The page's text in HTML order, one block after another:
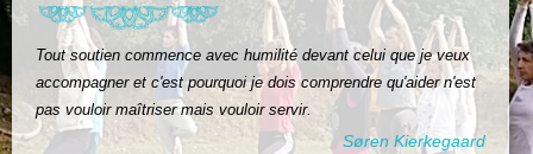
Tout soutien commence avec humilité devant celui que je veux
accompagner et c'est pourquoi je dois comprendre qu'aider n'est
pas vouloir maîtriser mais vouloir servir.
Søren Kierkegaard